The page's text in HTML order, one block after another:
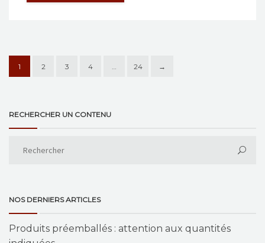
1 2 3 4 … 24 →
RECHERCHER UN CONTENU
NOS DERNIERS ARTICLES
Produits préemballés : attention aux quantités